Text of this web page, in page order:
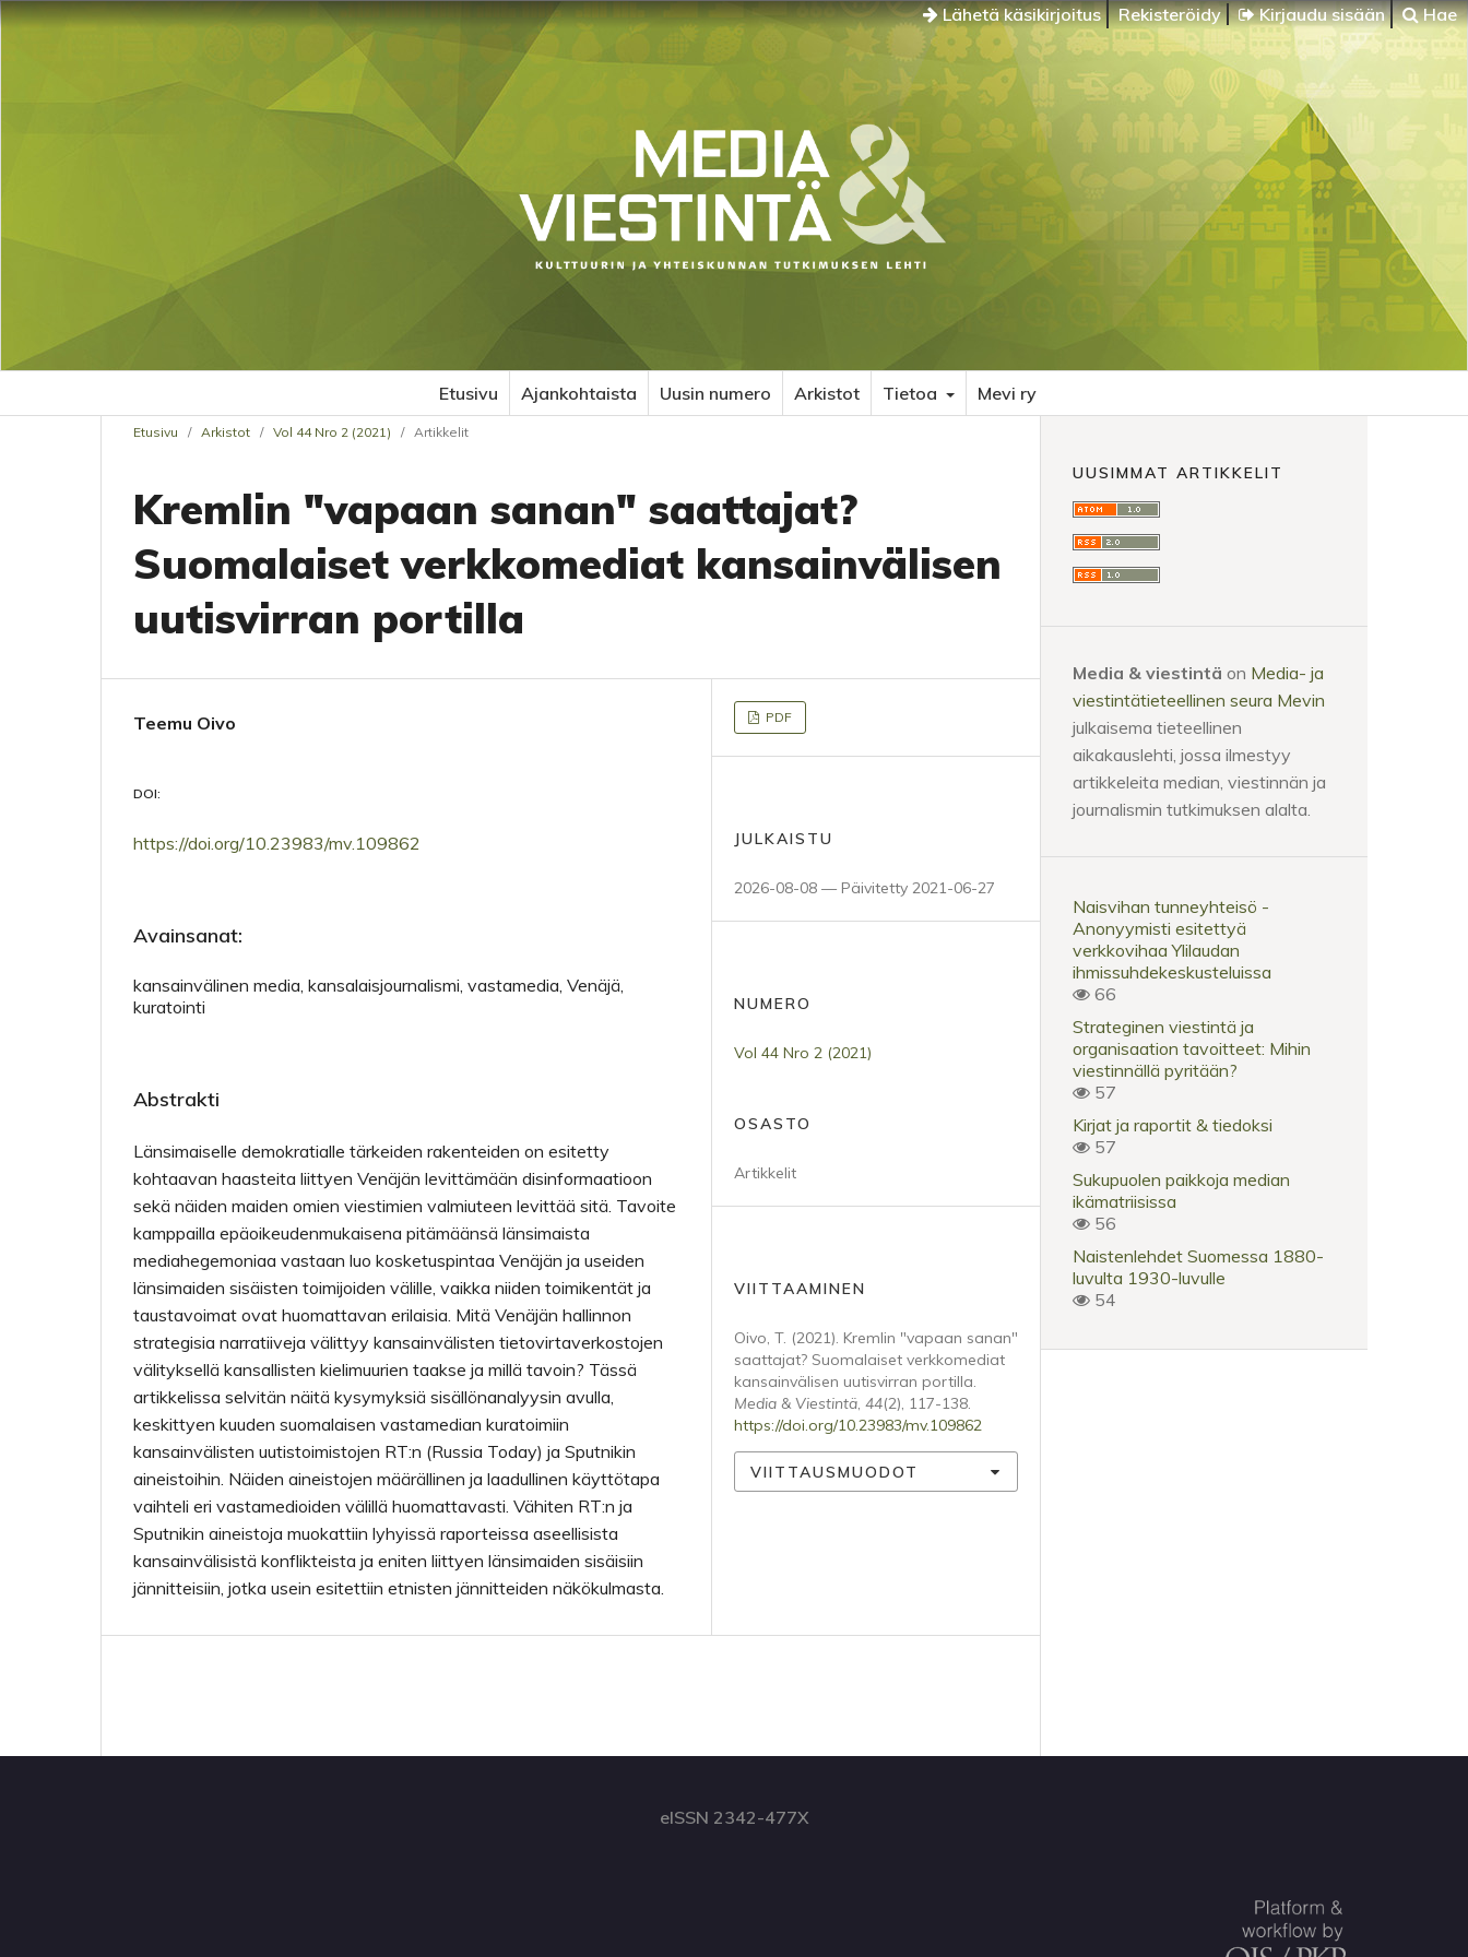
Lähetä käsikirjoitus Rekisteröidy Kirjaudu sisään Hae
Etusivu Ajankohtaista Uusin numero Arkistot Tietoa Mevi ry
Etusivu / Arkistot / Vol 44 Nro 2 (2021) / Artikkelit
Kremlin "vapaan sanan" saattajat?
Suomalaiset verkkomediat kansainvälisen
uutisvirran portilla
Teemu Oivo
DOI:
https://doi.org/10.23983/mv.109862
Avainsanat:
kansainvälinen media, kansalaisjournalismi, vastamedia, Venäjä,
kuratointi
Abstrakti
Länsimaiselle demokratialle tärkeiden rakenteiden on esitetty
kohtaavan haasteita liittyen Venäjän levittämään disinformaatioon
sekä näiden maiden omien viestimien valmiuteen levittää sitä. Tavoite
kamppailla epäoikeudenmukaisena pitämäänsä länsimaista
mediahegemoniaa vastaan luo kosketuspintaa Venäjän ja useiden
länsimaiden sisäisten toimijoiden välille, vaikka niiden toimikentät ja
taustavoimat ovat huomattavan erilaisia. Mitä Venäjän hallinnon
strategisia narratiiveja välittyy kansainvälisten tietovirtaverkostojen
välityksellä kansallisten kielimuurien taakse ja millä tavoin? Tässä
artikkelissa selvitän näitä kysymyksiä sisällönanalyysin avulla,
keskittyen kuuden suomalaisen vastamedian kuratoimiin
kansainvälisten uutistoimistojen RT:n (Russia Today) ja Sputnikin
aineistoihin. Näiden aineistojen määrällinen ja laadullinen käyttötapa
vaihteli eri vastamedioiden välillä huomattavasti. Vähiten RT:n ja
Sputnikin aineistoja muokattiin lyhyissä raporteissa aseellisista
kansainvälisistä konflikteista ja eniten liittyen länsimaiden sisäisiin
jännitteisiin, jotka usein esitettiin etnisten jännitteiden näkökulmasta.
PDF
JULKAISTU
2026-08-08 — Päivitetty 2021-06-27
NUMERO
Vol 44 Nro 2 (2021)
OSASTO
Artikkelit
VIITTAAMINEN
Oivo, T. (2021). Kremlin "vapaan sanan"
saattajat? Suomalaiset verkkomediat
kansainvälisen uutisvirran portilla.
Media & Viestintä, 44(2), 117-138.
https://doi.org/10.23983/mv.109862
VIITTAUSMUODOT
UUSIMMAT ARTIKKELIT
Media & viestintä on Media- ja
viestintätieteellinen seura Mevin
julkaisema tieteellinen
aikakauslehti, jossa ilmestyy
artikkeleita median, viestinnän ja
journalismin tutkimuksen alalta.
Naisvihan tunneyhteisö -
Anonyymisti esitettyä
verkkovihaa Ylilaudan
ihmissuhdekeskusteluissa
66
Strateginen viestintä ja
organisaation tavoitteet: Mihin
viestinnällä pyritään?
57
Kirjat ja raportit & tiedoksi
57
Sukupuolen paikkoja median
ikämatriisissa
56
Naistenlehdet Suomessa 1880-
luvulta 1930-luvulle
54
eISSN 2342-477X